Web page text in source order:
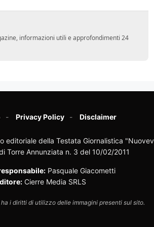
informazioni utili e approfondimenti 24
Privacy Policy Disclaimer
editoriale della Testata Giornalistica
Torre Annunziata n. 3 del 10/02/2011
Pasquale Giacometti
Cierre Media SRLS
ha i diritti di utilizzo delle immagini presenti sul sito.